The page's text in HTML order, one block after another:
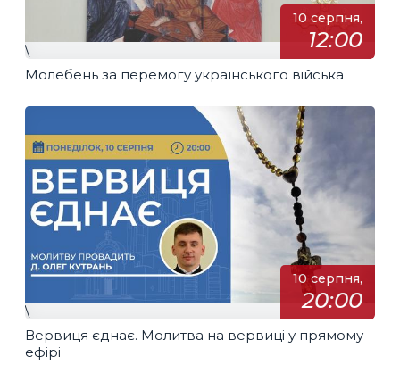
10 серпня,
12:00
\
Молебень за перемогу українського війська
10 серпня,
20:00
\
Вервиця єднає. Молитва на вервиці у прямому
ефірі